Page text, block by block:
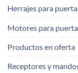
Herrajes para
Motores para
Productos en oferta
Receptores y